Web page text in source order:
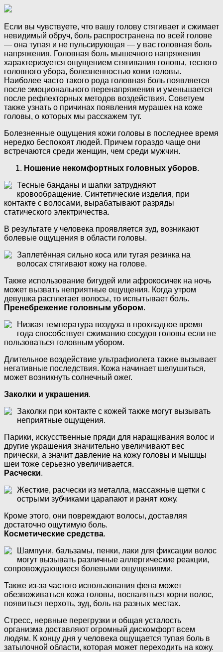
Если вы чувствуете, что вашу голову стягивает и сжимает
невидимый обруч, боль распространена по всей голове
— она тупая и не пульсирующая — у вас головная боль
напряжения. Головная боль мышечного напряжения
характеризуется ощущением стягивания головы, тесного
головного убора, болезненностью кожи головы.
Наиболее часто такого рода головная боль появляется
после эмоционального перенапряжения и уменьшается
после рефлекторных методов воздействия. Советуем
также узнать о причинах появления мурашек на коже
головы, о которых мы расскажем тут.
Болезненные ощущения кожи головы в последнее время
нередко беспокоят людей. Причем гораздо чаще они
встречаются среди женщин, чем среди мужчин.
Ношение некомфортных головных уборов.
Тесные банданы и шапки затрудняют
кровообращение. Синтетические изделия, при
контакте с волосами, вырабатывают разряды
статического электричества.
В результате у человека проявляется зуд, возникают
болевые ощущения в области головы.
Заплетённая сильно коса или тугая резинка на
волосах стягивают кожу на голове.
Также использование бигудей или афрокосичек на ночь
может вызвать неприятные ощущения. Когда утром
девушка расплетает волосы, то испытывает боль.
Пренебрежение головным убором.
Низкая температура воздуха в прохладное время
года способствует сжиманию сосудов головы если не
пользоваться головным убором.
Длительное воздействие ультрафиолета также вызывает
негативные последствия. Кожа начинает шелушиться,
может возникнуть солнечный ожег.
Заколки и украшения.
Заколки при контакте с кожей также могут вызывать
неприятные ощущения.
Парики, искусственные пряди для наращивания волос и
другие украшения значительно увеличивают вес
прически, а значит давление на кожу головы и мышцы
шеи тоже серьезно увеличивается.
Расчески.
Жесткие, расчески из металла, массажные щетки с
острыми зубчиками царапают и ранят кожу.
Кроме этого, они повреждают волосы, доставляя
достаточно ощутимую боль.
Косметические средства.
Шампуни, бальзамы, пенки, лаки для фиксации волос
могут вызывать различные аллергические реакции,
сопровождающиеся болевыми ощущениями.
Также из-за частого использования фена может
обезвоживаться кожа головы, воспаляться корни волос,
появиться перхоть, зуд, боль на разных местах.
Стресс, нервные перегрузки и общая усталость
организма доставляют огромный дискомфорт всем
людям. К концу дня у человека ощущается тупая боль в
затылочной области, которая может переходить на кожу.